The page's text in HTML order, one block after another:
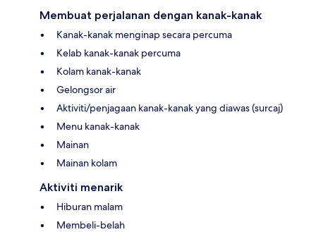
Membuat perjalanan dengan kanak-kanak
Kanak-kanak menginap secara percuma
Kelab kanak-kanak percuma
Kolam kanak-kanak
Gelongsor air
Aktiviti/penjagaan kanak-kanak yang diawas (surcaj)
Menu kanak-kanak
Mainan
Mainan kolam
Aktiviti menarik
Hiburan malam
Membeli-belah